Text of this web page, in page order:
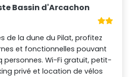
Bassin d'Arcachon
de la dune du Pilat, profitez
et fonctionnelles pouvant
personnes. Wi-Fi gratuit, petit-
privé et location de vélos